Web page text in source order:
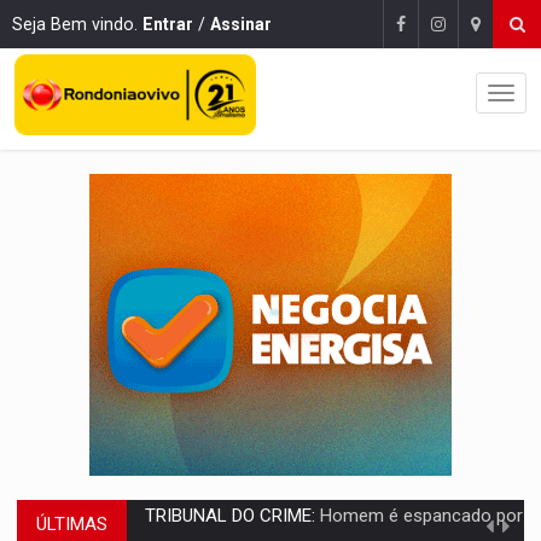
Seja Bem vindo. Entrar / Assinar
ÚLTIMAS VÍDEO:Perseguição é registrada no shopping após colombiana furtar